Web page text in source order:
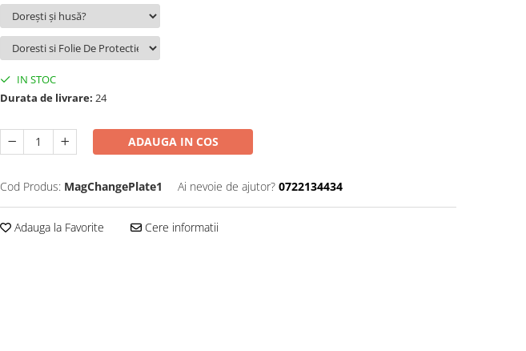
IN STOC
Durata de livrare: 24
ADAUGA IN COS
Cod Produs: MagChangePlate1 Ai nevoie de ajutor? 0722134434
Adauga la Favorite Cere informatii